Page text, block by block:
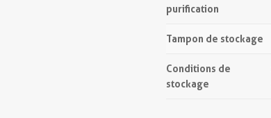
purification
Tampon de stockage
Conditions de
stockage